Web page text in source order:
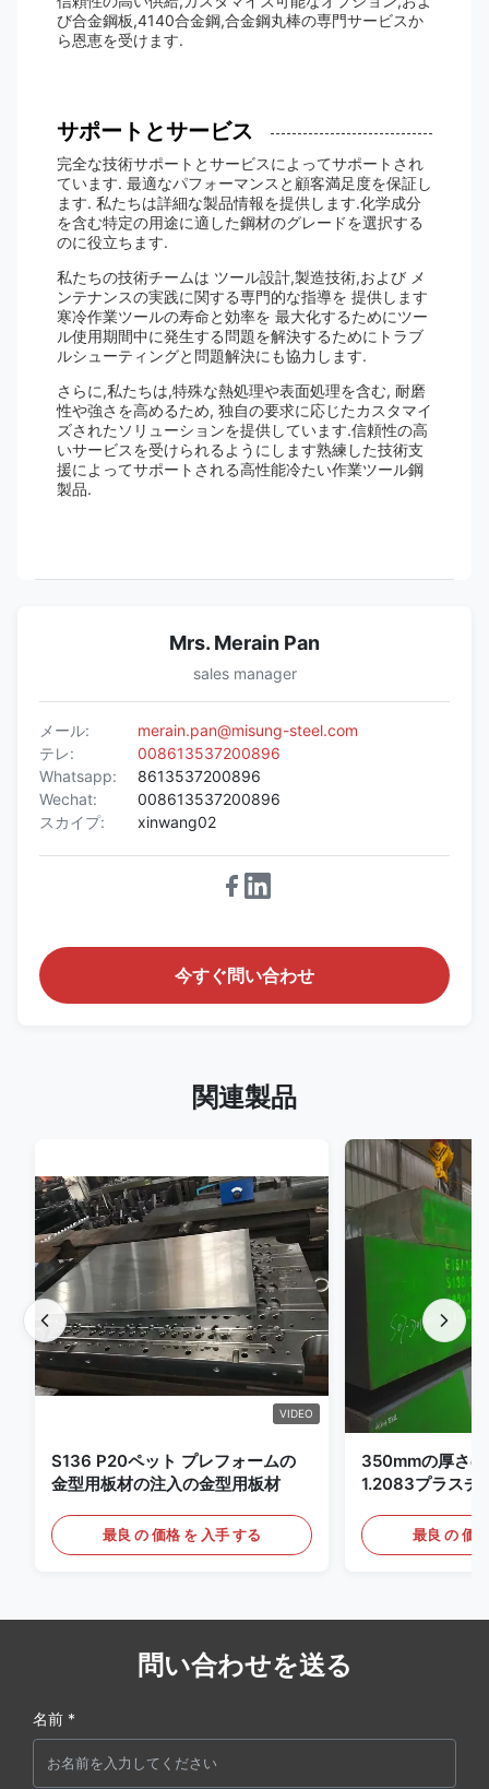
び合金鋼板,4140合金鋼,合金鋼丸棒の専門サービスか
ら恩恵を受けます.
サポートとサービス
完全な技術サポートとサービスによってサポートされ
ています. 最適なパフォーマンスと顧客満足度を保証し
ます. 私たちは詳細な製品情報を提供します.化学成分
を含む特定の用途に適した鋼材のグレードを選択する
のに役立ちます.
私たちの技術チームは ツール設計,製造技術,および メ
ンテナンスの実践に関する専門的な指導を 提供します
寒冷作業ツールの寿命と効率を 最大化するためにツー
ル使用期間中に発生する問題を解決するためにトラブ
ルシューティングと問題解決にも協力します.
さらに,私たちは,特殊な熱処理や表面処理を含む, 耐磨
性や強さを高めるため, 独自の要求に応じたカスタマイ
ズされたソリューションを提供しています.信頼性の高
いサービスを受けられるようにします熟練した技術支
援によってサポートされる高性能冷たい作業ツール鋼
製品.
Mrs. Merain Pan
sales manager
メール:
merain.pan@misung-steel.com
テレ:
008613537200896
Whatsapp:
8613537200896
Wechat:
008613537200896
スカイプ:
xinwang02
今すぐ問い合わせ
関連製品
VIDEO
S136 P20ペット プレフォームの
金型用板材の注入の金型用板材
最良 の 価格 を 入手 する
350mmの厚さ
1.2083プラスチ
最良 の 価
問い合わせを送る
名前 *